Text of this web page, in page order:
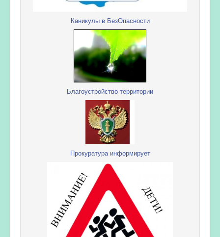
Каникулы в БезОпасности
Благоустройство территории
Прокуратура информирует